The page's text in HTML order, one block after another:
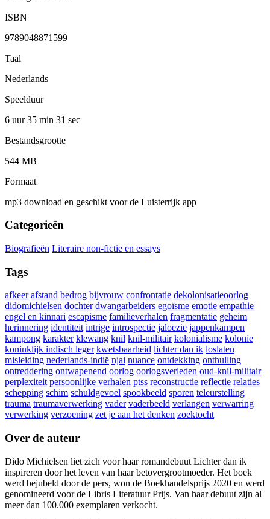
ISBN
9789048871599
Taal
Nederlands
Speelduur
6 uur 35 min 31 sec
Bestandsgrootte
544 MB
Formaat
mp3 download en geschikt voor de Luisterrijk app
Categorieën
Biografieën Literaire non-fictie en essays
Tags
afkeer afstand bedrog bijvrouw confrontatie dekolonisatieoorlog
didomichielsen dochter dwangarbeiders egoïsme emotie empathie
engel en kinnari escapisme familieverhalen fragmentatie geheim
herinnering identiteit intrige introspectie jaloezie jappenkampen
kampong karakter klewang knil knil-militair kolonialisme kolonie
koninklijk indisch leger kwetsbaarheid lichter dan ik loslaten
misleiding nederlands-indië njai nuance ontdekking onthulling
ontreddering ontwapenend oorlog oorlogsverleden oud-knil-militair
perplexiteit persoonlijke verhalen ptss reconstructie reflectie relaties
schepping schim schuldgevoel spookbeeld sporen teleurstelling
trauma traumaverwerking vader vaderbeeld verlangen verwarring
verwerking verzoening zet je aan het denken zoektocht
Over de auteur
Dido Michielsen liet zich voor haar romandebuut Lichter dan ik
inspireren door het leven van haar betovergrootmoeder. Het boek
werd bejubeld door de pers, won de Boekhandelsprijs 2020 en werd
genomineerd voor de Libris Literatuur Prijs. Van haar debuut zijn al
meer dan 100.000 exemplaren verkocht.